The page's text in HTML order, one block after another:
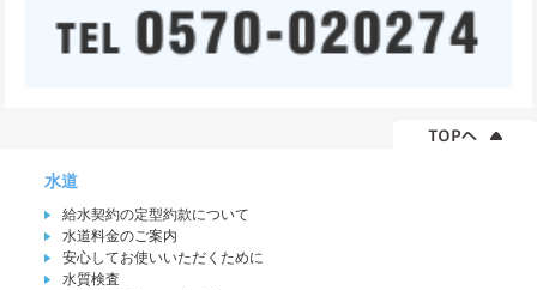
水道
給水契約の定型約款について
水道料金のご案内
安心してお使いいただくために
水質検査